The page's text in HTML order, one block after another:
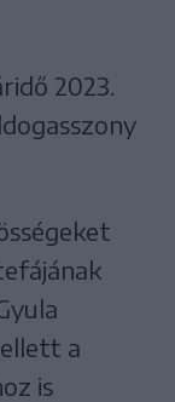
2023.
a
is